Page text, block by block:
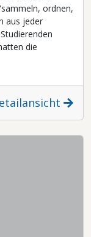
ordnen,
aus jeder
die